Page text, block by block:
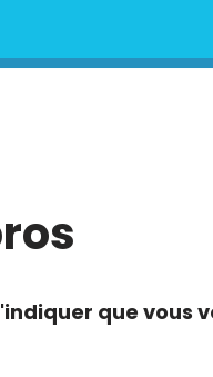
que